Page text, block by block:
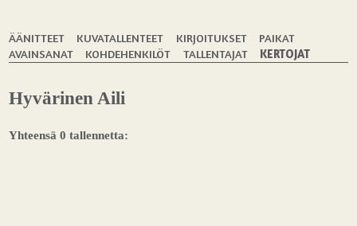
ÄÄNITTEET KUVATALLENTEET KIRJOITUKSET
PAIKAT
AVAINSANAT
KOHDEHENKILÖT TALLENTAJAT KERTOJAT
Hyvärinen Aili
Yhteensä 0 tallennetta: